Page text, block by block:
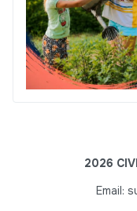
2026
Email: